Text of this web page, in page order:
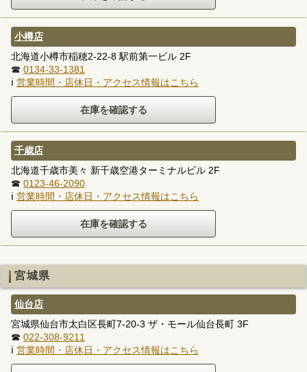
小樽店
北海道小樽市稲穂2-22-8 駅前第一ビル 2F
☎ 0134-33-1381
ℹ 営業時間・店休日・アクセス情報はこちら
千歳店
北海道千歳市美々 新千歳空港ターミナルビル 2F
☎ 0123-46-2090
ℹ 営業時間・店休日・アクセス情報はこちら
宮城県
仙台店
宮城県仙台市太白区長町7-20-3 ザ・モール仙台長町 3F
☎ 022-308-9211
ℹ 営業時間・店休日・アクセス情報はこちら